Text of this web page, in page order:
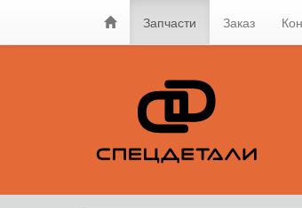
Запчасти Заказ